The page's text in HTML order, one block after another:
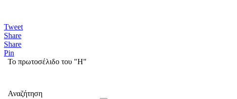
Tweet
Share
Share
Pin
Το πρωτοσέλιδο του "Η"
Αναζήτηση